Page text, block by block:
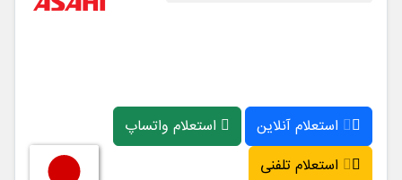
استعلام آنلاین
استعلام واتساپ
استعلام تلفنی